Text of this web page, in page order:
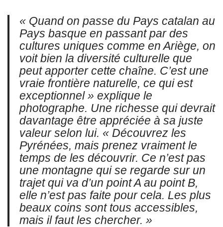
« Quand on passe du Pays catalan au
Pays basque en passant par des
cultures uniques comme en Ariège, on
voit bien la diversité culturelle que
peut apporter cette chaîne. C’est une
vraie frontière naturelle, ce qui est
exceptionnel » explique le
photographe. Une richesse qui devrait
davantage être appréciée à sa juste
valeur selon lui. « Découvrez les
Pyrénées, mais prenez vraiment le
temps de les découvrir. Ce n’est pas
une montagne qui se regarde sur un
trajet qui va d’un point A au point B,
elle n’est pas faite pour cela. Les plus
beaux coins sont tous accessibles,
mais il faut les chercher. »